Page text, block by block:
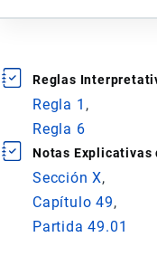
Reglas
Regla 1
Regla 6
Notas Explicativas
Sección X
Capítulo 49
Partida 49.01